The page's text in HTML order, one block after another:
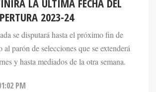
LA ÚLTIMA FECHA DEL
2023-24
se disputará hasta el próximo fin de
al parón de selecciones que se extenderá
y hasta mediados de la otra semana.
PM